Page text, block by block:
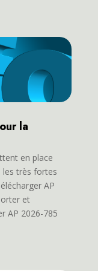
la
en place
les très fortes
AP
et
AP 2026-785